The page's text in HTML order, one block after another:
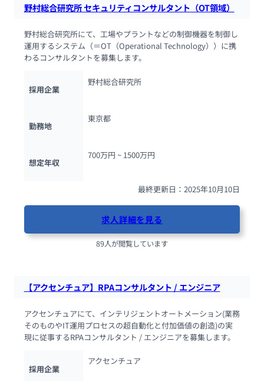
野村総合研究所 セキュリティコンサルタント（OT領域）
野村総合研究所にて、工場やプラントなどの制御機器を制御し
運用するシステム（＝OT（Operational Technology））に携
わるコンサルタントを募集します。
採用企業
野村総合研究所
勤務地
東京都
想定年収
700万円 ~ 1500万円
最終更新日：2025年10月10日
求人詳細を見る
89人が閲覧しています
【アクセンチュア】RPAコンサルタント / エンジニア
アクセンチュアにて、インテリジェントオートメーション(業務
そのものやIT運用プロセスの超自動化と付加価値の創造)の実
現に従事するRPAコンサルタント / エンジニアを募集します。
採用企業
アクセンチュア